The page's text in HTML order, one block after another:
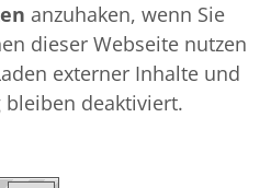
anzuhaken, wenn Sie
dieser Webseite nutzen
externer Inhalte und
bleiben deaktiviert.